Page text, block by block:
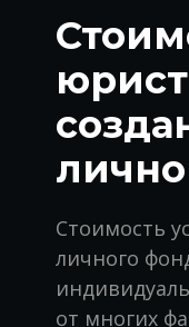
Стоимость
личного
от многих